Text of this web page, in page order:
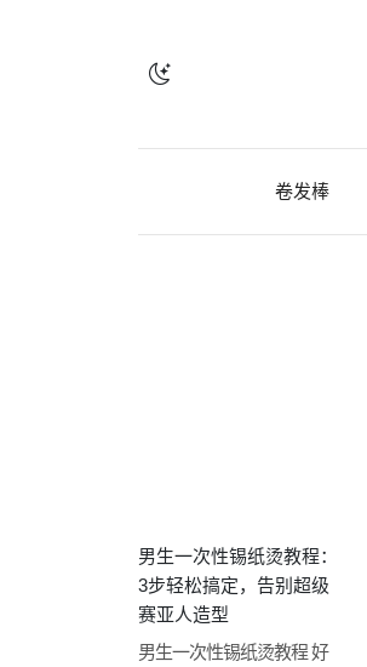
卷发棒
男生一次性锡纸烫教程：
3步轻松搞定，告别超级
赛亚人造型
男生一次性锡纸烫教程 好